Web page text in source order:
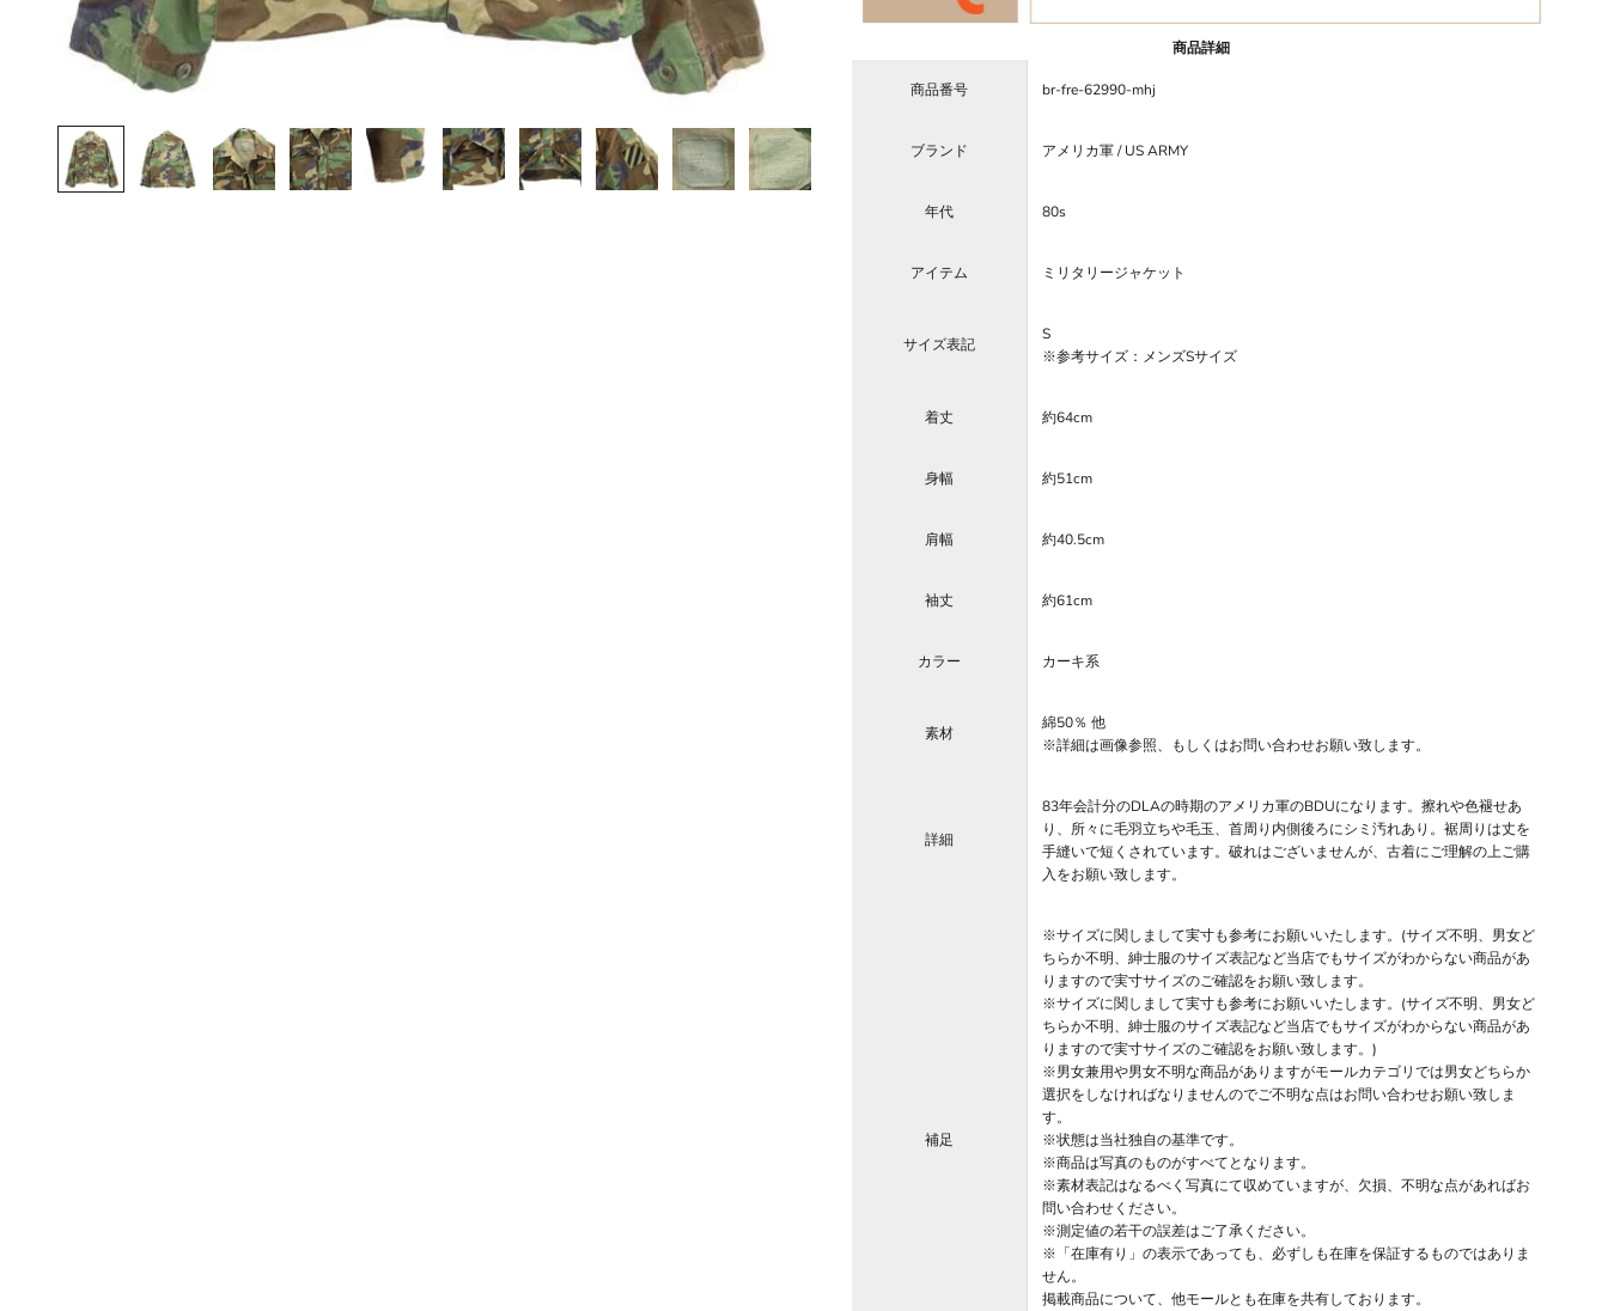
商品詳細
商品番号 br-fre-62990-mhj
ブランド アメリカ軍 / US ARMY
年代 80s
アイテム ミリタリージャケット
サイズ表記
S
※参考サイズ：メンズSサイズ
着丈 約64cm
身幅 約51cm
肩幅 約40.5cm
袖丈 約61cm
カラー カーキ系
素材
綿50％ 他
※詳細は画像参照、もしくはお問い合わせお願い致します。
詳細
83年会計分のDLAの時期のアメリカ軍のBDUになります。擦れや色褪せあ
り、所々に毛羽立ちや毛玉、首周り内側後ろにシミ汚れあり。裾周りは丈を
手縫いで短くされています。破れはございませんが、古着にご理解の上ご購
入をお願い致します。
補足
※サイズに関しまして実寸も参考にお願いいたします。(サイズ不明、男女ど
ちらか不明、紳士服のサイズ表記など当店でもサイズがわからない商品があ
りますので実寸サイズのご確認をお願い致します。
※サイズに関しまして実寸も参考にお願いいたします。(サイズ不明、男女ど
ちらか不明、紳士服のサイズ表記など当店でもサイズがわからない商品があ
りますので実寸サイズのご確認をお願い致します。)
※男女兼用や男女不明な商品がありますがモールカテゴリでは男女どちらか
選択をしなければなりませんのでご不明な点はお問い合わせお願い致しま
す。
※状態は当社独自の基準です。
※商品は写真のものがすべてとなります。
※素材表記はなるべく写真にて収めていますが、欠損、不明な点があればお
問い合わせください。
※測定値の若干の誤差はご了承ください。
※「在庫有り」の表示であっても、必ずしも在庫を保証するものではありま
せん。
掲載商品について、他モールとも在庫を共有しております。